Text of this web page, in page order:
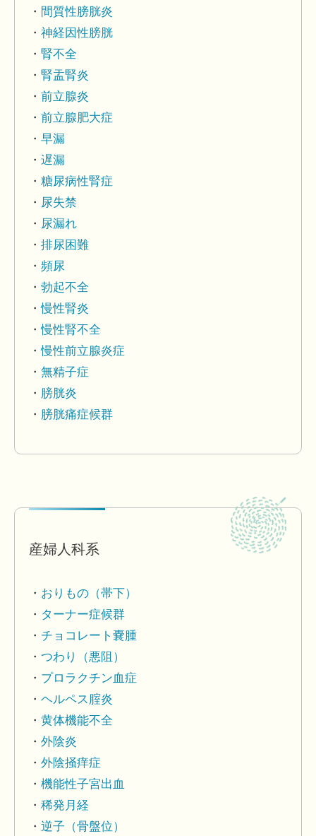
間質性膀胱炎
神経因性膀胱
腎不全
腎盂腎炎
前立腺炎
前立腺肥大症
早漏
遅漏
糖尿病性腎症
尿失禁
尿漏れ
排尿困難
頻尿
勃起不全
慢性腎炎
慢性腎不全
慢性前立腺炎症
無精子症
膀胱炎
膀胱痛症候群
産婦人科系
おりもの（帯下）
ターナー症候群
チョコレート嚢腫
つわり（悪阻）
プロラクチン血症
ヘルペス腟炎
黄体機能不全
外陰炎
外陰掻痒症
機能性子宮出血
稀発月経
逆子（骨盤位）